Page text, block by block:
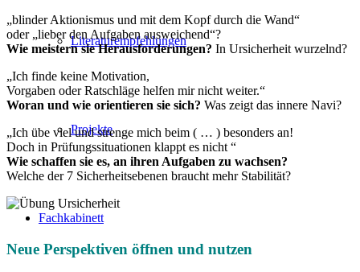
Literaturempfehlungen
Projekte
Fachkabinett
„blinder Aktionismus und mit dem Kopf durch die Wand“
oder „lieber den Aufgaben ausweichend“?
Wie meistern sie Herausforderungen? In Ursicherheit wurzelnd?
„Ich finde keine Motivation,
Vorgaben oder Ratschläge helfen mir nicht weiter.“
Woran und wie orientieren sie sich? Was zeigt das innere Navi?
„Ich übe viel und strenge mich beim ( … ) besonders an!
Doch in Prüfungssituationen klappt es nicht “
Wie schaffen sie es, an ihren Aufgaben zu wachsen?
Welche der 7 Sicherheitsebenen braucht mehr Stabilität?
Neue Perspektiven öffnen und nutzen